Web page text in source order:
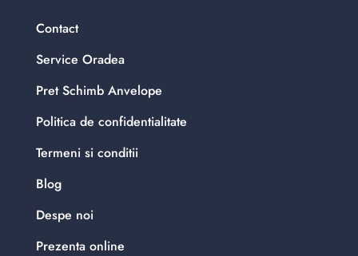
Contact
Service Oradea
Pret Schimb Anvelope
Politica de confidentialitate
Termeni si conditii
Blog
Despe noi
Prezenta online